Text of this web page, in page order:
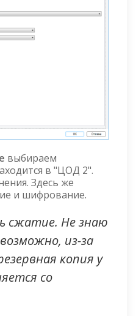
выбираем
в "ЦОД 2".
Здесь же
и шифрование.
сжатие. Не знаю
из-за
копия у
со